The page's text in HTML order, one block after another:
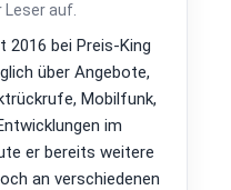
auf.
bei Preis-King
über Angebote,
Mobilfunk,
im
er bereits weitere
an verschiedenen